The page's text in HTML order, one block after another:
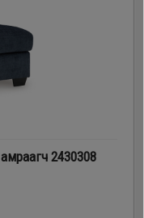
2430308